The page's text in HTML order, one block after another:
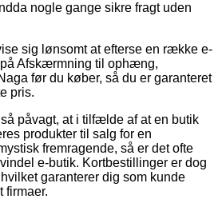
nogle gange sikre fragt uden
sig lønsomt at efterse en række e-
Afskærmning til ophæng,
før du køber, så du er garanteret
pris.
påvagt, at i tilfælde af at en butik
produkter til salg for en
fremragende, så er det ofte
e-butik. Kortbestillinger er dog
garanterer dig som kunde
firmaer.